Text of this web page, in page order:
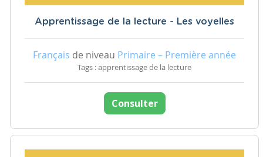
Apprentissage de la lecture - Les voyelles
Français de niveau Primaire – Première année
Tags : apprentissage de la lecture
Consulter